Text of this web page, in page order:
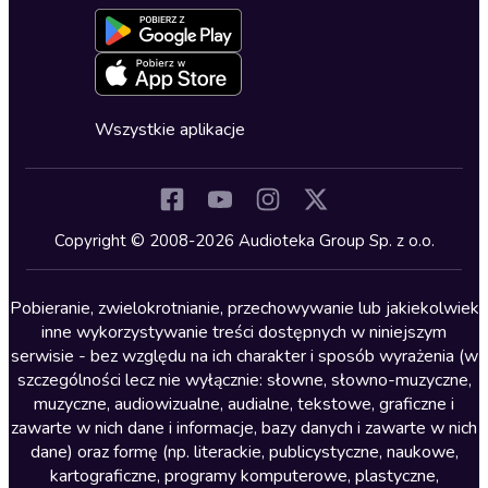
Dla młodzieży
Kryminały
Lektury szkolne
Literatura anglojęzyczna
Literatura faktu
Literatura obyczajowa
Literatura piękna obca
Literatura piękna polska
Formularz zgłaszania nielegalnych treści
Deklaracja dostępności
Oferta dla firm i bibliotek
Blog
Zapowiedzi
Cykle audiobooków
Wszystkie aplikacje
Copyright © 2008-2026 Audioteka Group Sp. z o.o.
Pobieranie, zwielokrotnianie, przechowywanie lub jakiekolwiek
inne wykorzystywanie treści dostępnych w niniejszym
serwisie - bez względu na ich charakter i sposób wyrażenia (w
szczególności lecz nie wyłącznie: słowne, słowno-muzyczne,
muzyczne, audiowizualne, audialne, tekstowe, graficzne i
zawarte w nich dane i informacje, bazy danych i zawarte w nich
dane) oraz formę (np. literackie, publicystyczne, naukowe,
kartograficzne, programy komputerowe, plastyczne,